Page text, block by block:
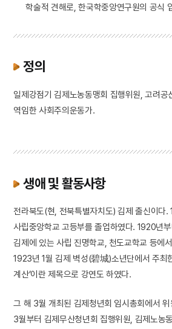
학술적 견해로, 한국학중앙연구원의 공식
정의
일제강점기 김제노농동맹회 집행위원, 고려공
역임한 사회주의운동가.
생애 및 활동사항
전라북도(현, 전북특별자치도) 김제 출신이다.
사립중앙학교 고등부를 졸업하였다. 1920년
김제에 있는 사립 진명학교, 천도교학교 등에
1923년 1월 김제 벽성(碧城)소년단에서 주최
계산’이란 제목으로 강연도 하였다.
그 해 3월 개최된 김제청년회 임시총회에서
3월부터 김제무산청년회 집행위원, 김제노농